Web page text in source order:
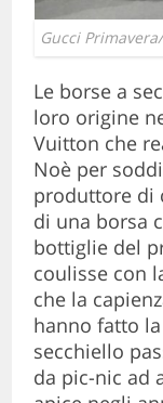
Gucci
Le borse a
loro origine
Vuitton che
Noè per
produttore di
di una borsa
bottiglie del
coulisse con
che la
hanno fatto
secchiello
da pic-nic ad